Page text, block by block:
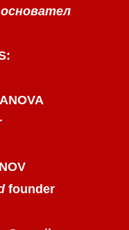
founder